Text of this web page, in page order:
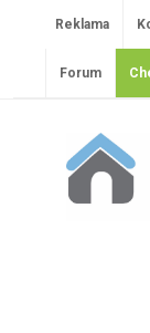
Reklama
Forum